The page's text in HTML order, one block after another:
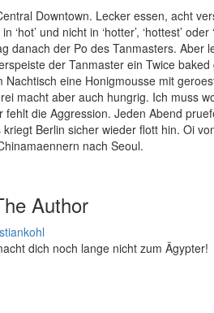
Downtown. Lecker essen, acht
und nicht in ‘hotter’, ‘hottest’ oder
danach der Po des Tanmasters. Aber
der Tanmaster ein Twice
eine Honigmousse mit
macht aber auch hungrig. Ich muss
die Aggression. Jeden Abend
Berlin sicher wieder flott hin. Oi
nach Seoul.
Author
dich noch lange nicht zum Ägypter!